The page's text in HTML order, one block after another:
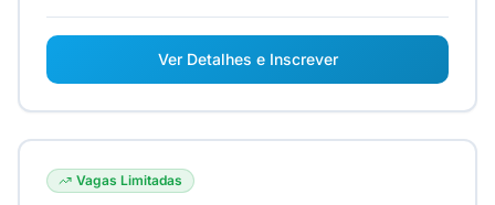
Ver Detalhes e Inscrever
Vagas Limitadas